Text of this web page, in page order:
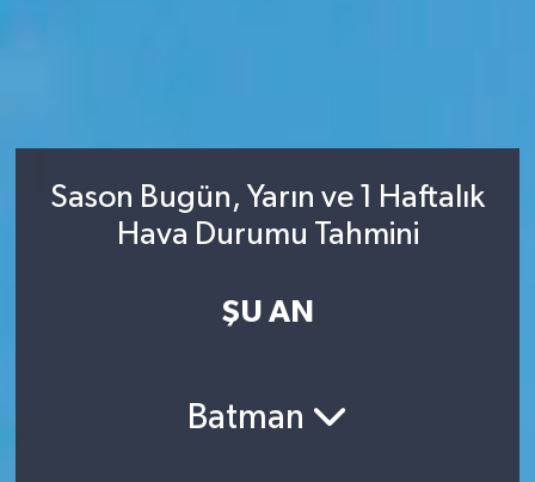
Sason Bugün, Yarın ve 1 Haftalık
Hava Durumu Tahmini
ŞU AN
Batman
Tüm Manşetler
Son Dakika Haberleri